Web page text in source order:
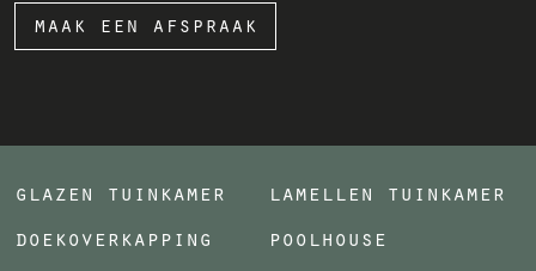
maak een afspraak
glazen tuinkamer
lamellen tuinkamer
doekoverkapping
poolhouse